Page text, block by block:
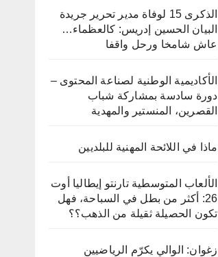
الذكرى 15 لوفاة مدير تحرير جريدة
البيان الحسين إدريس: كالعظماء…
عاش شامخا ورحل واقفا
الأكاديمية الوطنية لصناعة المحتوى –
دورة سادسة بمشاركة شباب
القصرين، المنستير والمهدية
ماذا في اللائحة المهنية للبلديين
الألعاب المتوسطية تارنتو إيطاليا أوت
26: أكثر من بطل في السباحة، فهل
تكون الحصيلة ثقيلة من الذهب؟؟
زغوان: الوالي يكرّم الرياضيين